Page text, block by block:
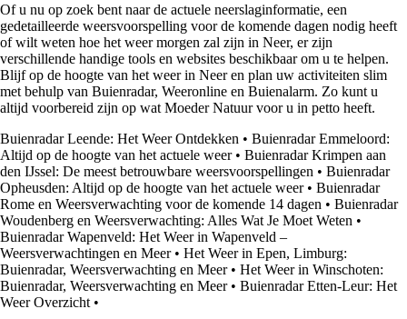
Of u nu op zoek bent naar de actuele neerslaginformatie, een
gedetailleerde weersvoorspelling voor de komende dagen nodig heeft
of wilt weten hoe het weer morgen zal zijn in Neer, er zijn
verschillende handige tools en websites beschikbaar om u te helpen.
Blijf op de hoogte van het weer in Neer en plan uw activiteiten slim
met behulp van Buienradar, Weeronline en Buienalarm. Zo kunt u
altijd voorbereid zijn op wat Moeder Natuur voor u in petto heeft.
Buienradar Leende: Het Weer Ontdekken • Buienradar Emmeloord:
Altijd op de hoogte van het actuele weer• Buienradar Krimpen aan
den IJssel: De meest betrouwbare weersvoorspellingen • Buienradar
Opheusden: Altijd op de hoogte van het actuele weer• Buienradar
Rome en Weersverwachting voor de komende 14 dagen • Buienradar
Woudenberg en Weersverwachting: Alles Wat Je Moet Weten •
Buienradar Wapenveld: Het Weer in Wapenveld –
Weersverwachtingen en Meer• Het Weer in Epen, Limburg:
Buienradar, Weersverwachting en Meer• Het Weer in Winschoten:
Buienradar, Weersverwachting en Meer• Buienradar Etten-Leur: Het
Weer Overzicht •